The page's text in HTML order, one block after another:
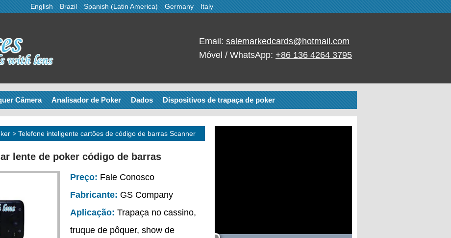
English Brazil Spanish (Latin America) Germany Italy
Email: salemarkedcards@hotmail.com
Móvel / WhatsApp: +86 136 4264 3795
Câmera Analisador de Poker Dados Dispositivos de trapaça de poker
> Telefone inteligente cartões de código de barras Scanner
lente de poker código de barras
Preço: Fale Conosco
Fabricante: GS Company
Aplicação: Trapaça no cassino,
truque de pôquer, show de